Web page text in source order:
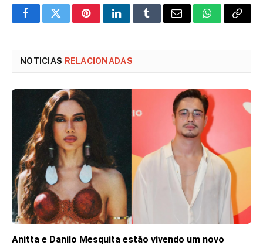
FacebookTwitterPinterestLinkedInTumblrEmail WhatsApp
Copy
NOTICIAS RELACIONADAS
Anitta e Danilo Mesquita estão vivendo um novo